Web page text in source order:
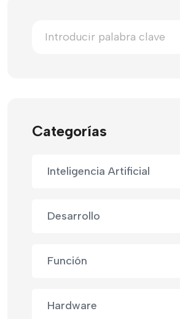
Categorías
Inteligencia Artificial
Desarrollo
Función
Hardware